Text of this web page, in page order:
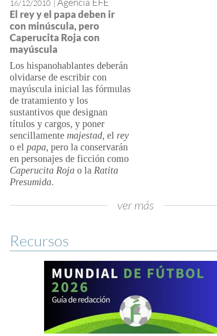
16/12/2010 |
El rey y el papa deben ir
con minúscula, pero
Caperucita Roja con
mayúscula
Los hispanohablantes deberán
olvidarse de escribir con
mayúscula inicial las fórmulas
de tratamiento y los
sustantivos que designan
títulos y cargos, y poner
sencillamente majestad, el rey
o el papa, pero la conservarán
en personajes de ficción como
Caperucita Roja o la Ratita
Presumida.
ver más
Recursos